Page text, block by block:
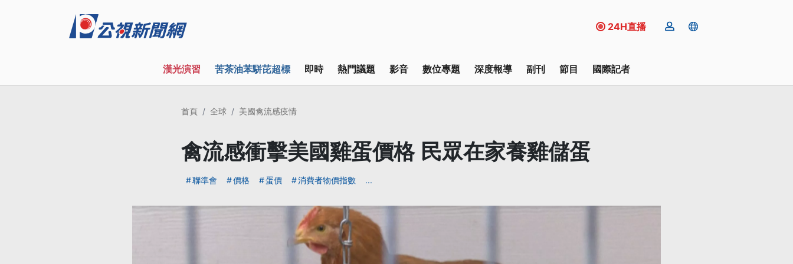
24H直播
漢光演習 苦茶油苯駢芘超標 即時 熱門議題 影音 數位專題 深度報導 副刊 節目 國際記者
首頁 全球 美國禽流感疫情
禽流感衝擊美國雞蛋價格 民眾在家養雞儲蛋
聯準會 價格 蛋價 消費者物價指數 ...